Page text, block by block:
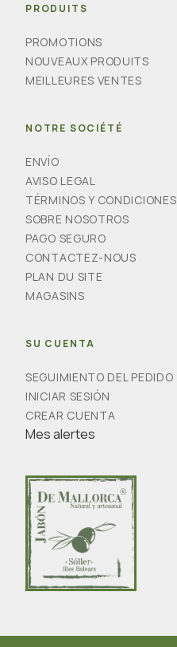
PRODUITS
PROMOTIONS
NOUVEAUX PRODUITS
MEILLEURES VENTES
NOTRE SOCIÉTÉ
ENVÍO
AVISO LEGAL
TÉRMINOS Y CONDICIONES
SOBRE NOSOTROS
PAGO SEGURO
CONTACTEZ-NOUS
PLAN DU SITE
MAGASINS
SU CUENTA
SEGUIMIENTO DEL PEDIDO
INICIAR SESIÓN
CREAR CUENTA
Mes alertes